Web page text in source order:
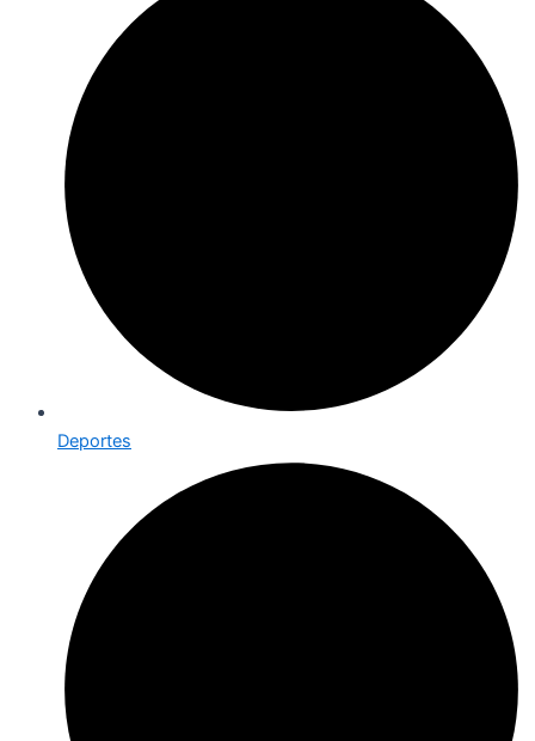
Deportes